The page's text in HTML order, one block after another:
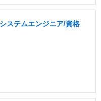
ステムエンジニア/資格